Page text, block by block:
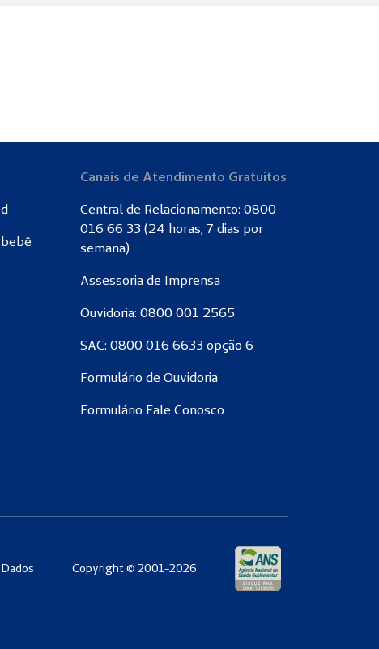
Canais de Atendimento Gratuitos
Central de Relacionamento: 0800
016 66 33 (24 horas, 7 dias por
semana)
Assessoria de Imprensa
Ouvidoria: 0800 001 2565
SAC: 0800 016 6633 opção 6
Formulário de Ouvidoria
Formulário Fale Conosco
Copyright © 2001-2026